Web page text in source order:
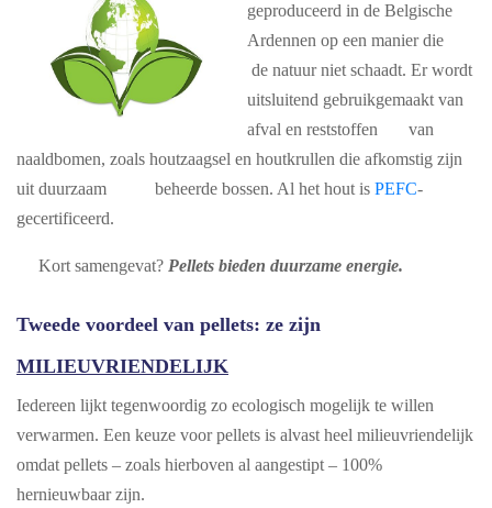
geproduceerd in de Belgische
Ardennen op een manier die
de natuur niet schaadt. Er wordt
uitsluitend gebruikgemaakt van
afval en reststoffen van
naaldbomen, zoals houtzaagsel en houtkrullen die afkomstig zijn
uit duurzaam beheerde bossen. Al het hout is PEFC-
gecertificeerd.
Kort samengevat? Pellets bieden duurzame energie.
Tweede voordeel van pellets: ze zijn
MILIEUVRIENDELIJK
Iedereen lijkt tegenwoordig zo ecologisch mogelijk te willen
verwarmen. Een keuze voor pellets is alvast heel milieuvriendelijk
omdat pellets – zoals hierboven al aangestipt – 100%
hernieuwbaar zijn.